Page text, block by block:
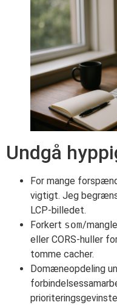
Undgå
For mange
vigtigt. Jeg
LCP-billedet.
Forkert som/
eller CORS-huller
tomme cacher.
Domæneopdeling